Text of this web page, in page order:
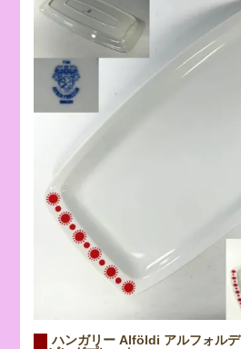
ハンガリー Alföldi アルフォル